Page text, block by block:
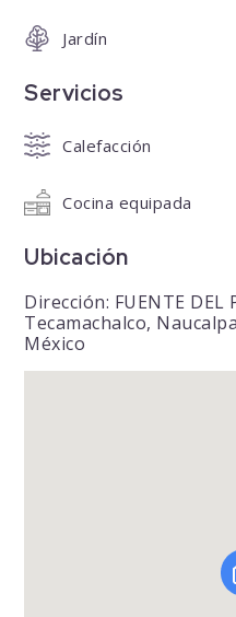
Jardín
Servicios
Calefacción
Cocina equipada
Ubicación
Dirección: FUENTE DEL
Tecamachalco,
México